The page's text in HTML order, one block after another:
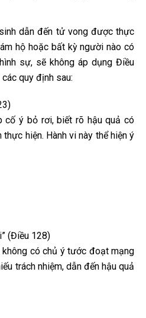
dẫn đến tử vong được thực
hộ hoặc bất kỳ người nào có
sự, sẽ không áp dụng Điều
quy định sau:
cố ý bỏ rơi, biết rõ hậu quả có
hiện. Hành vi này thể hiện ý
(Điều 128)
có chủ ý tước đoạt mạng
trách nhiệm, dẫn đến hậu quả